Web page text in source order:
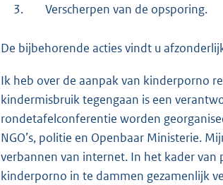
3. Verscherpen van de opsporing.
De bijbehorende acties vindt u
Ik heb over de aanpak van kinderporno
kindermisbruik tegengaan is een
rondetafelconferentie worden
NGO’s, politie en Openbaar Ministerie.
verbannen van internet. In het kader
kinderporno in te dammen gezamenlijk